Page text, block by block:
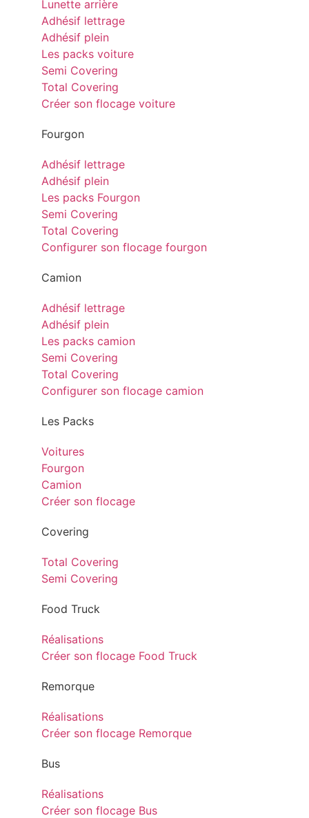
Lunette arrière
Adhésif lettrage
Adhésif plein
Les packs voiture
Semi Covering
Total Covering
Créer son flocage voiture
Fourgon
Adhésif lettrage
Adhésif plein
Les packs Fourgon
Semi Covering
Total Covering
Configurer son flocage fourgon
Camion
Adhésif lettrage
Adhésif plein
Les packs camion
Semi Covering
Total Covering
Configurer son flocage camion
Les Packs
Voitures
Fourgon
Camion
Créer son flocage
Covering
Total Covering
Semi Covering
Food Truck
Réalisations
Créer son flocage Food Truck
Remorque
Réalisations
Créer son flocage Remorque
Bus
Réalisations
Créer son flocage Bus